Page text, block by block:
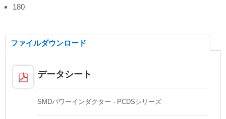
180
ファイルダウンロード
データシート
SMDパワーインダクター - PCDSシリーズ